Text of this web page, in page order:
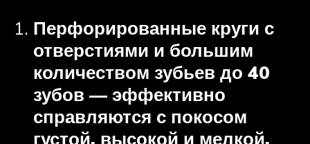
Перфорированные круги с
отверстиями и большим
количеством зубьев до 40
зубов — эффективно
справляются с покосом
густой, высокой и мелкой,